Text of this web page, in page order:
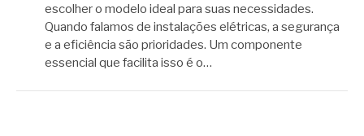
escolher o modelo ideal para suas necessidades.
Quando falamos de instalações elétricas, a segurança
e a eficiência são prioridades. Um componente
essencial que facilita isso é o…